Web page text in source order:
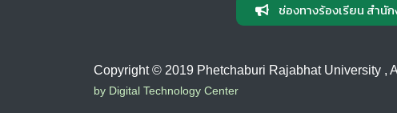
ช่องทางร้องเรียน สำนั
Copyright © 2019 Phetchaburi Rajabhat University ,
by Digital Technology Center